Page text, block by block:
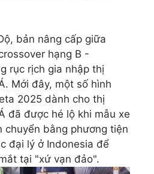
bản nâng cấp giữa
hạng B -
rục rịch gia nhập thị
Mới đây, một số hình
2025 dành cho thị
đã được hé lộ khi mẫu xe
chuyển bằng phương tiện
đại lý ở Indonesia để
tại "xứ vạn đảo".